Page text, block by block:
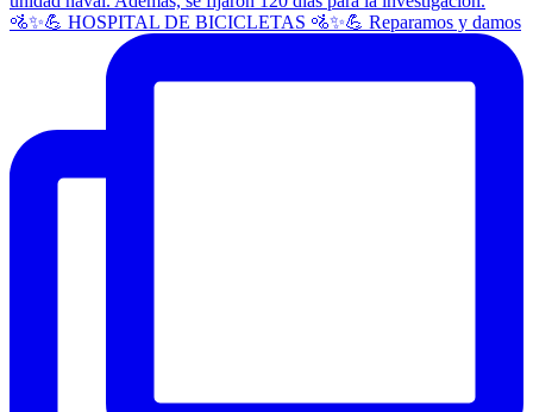
🚵✨💪 HOSPITAL DE BICICLETAS 🚵✨💪 Reparamos y damos